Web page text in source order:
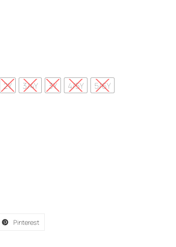
2Y 3/4Y 3Y 4/5Y
5/6Y
Pinterest